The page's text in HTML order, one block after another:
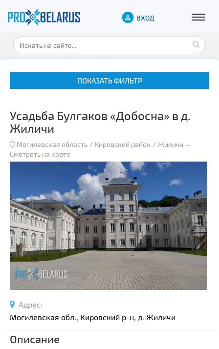
ВХОД
ПОКАЗАТЬ ФИЛЬТР
Замки и дворцы
Военная история
Гражданская архитектура
Спортивные сооружения
Производства
Ратуши
Родовые усадьбы
Садово-парковая архитектура
Озера и водоемы
Памятники археологии
Усадьба Булгаков «Добосна» в д.
Жиличи
Могилевская область Кировский район Жиличи —
Смотреть на карте
Адрес:
Могилевская обл., Кировский р-н, д. Жиличи
Описание